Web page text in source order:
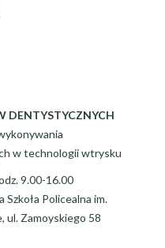
DENTYSTYCZNYCH
w technologii wtrysku
9.00-16.00
Szkoła Policealna im.
ul. Zamoyskiego 58